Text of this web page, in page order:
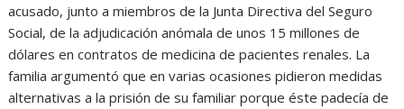
acusado, junto a miembros de la Junta Directiva del Seguro
Social, de la adjudicación anómala de unos 15 millones de
dólares en contratos de medicina de pacientes renales. La
familia argumentó que en varias ocasiones pidieron medidas
alternativas a la prisión de su familiar porque éste padecía de